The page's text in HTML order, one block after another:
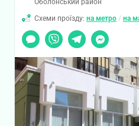
Схеми проїзду: на метро / на
Чат
Viber TelegramMessenger